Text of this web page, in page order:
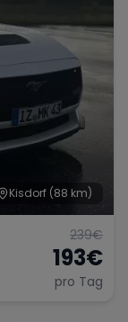
Kisdorf (88 km)
239€
193€
pro Tag